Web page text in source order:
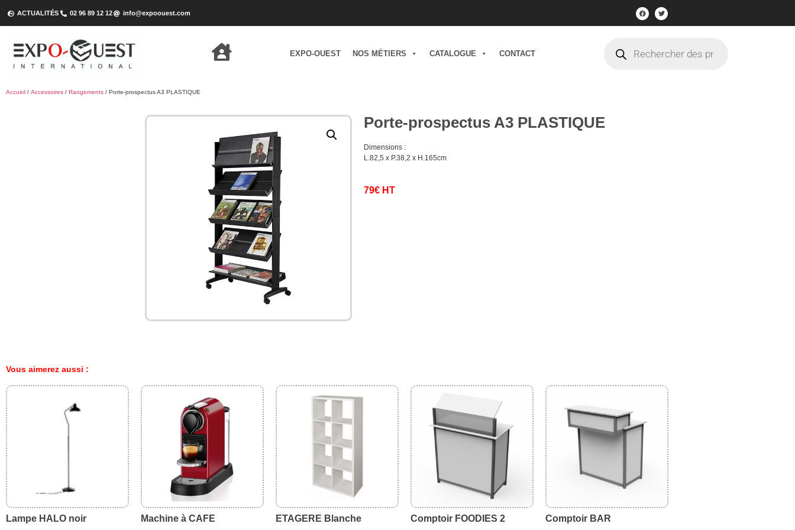
ACTUALITÉS 02 96 89 12 12 info@expoouest.com
EXPO-OUEST NOS MÉTIERS CATALOGUE CONTACT
Accueil / Accessoires / Rangements / Porte-prospectus A3 PLASTIQUE
Porte-prospectus A3 PLASTIQUE
Dimensions :
L.82,5 x P.38,2 x H.165cm
79€ HT
Vous aimerez aussi :
Lampe HALO noir Machine à CAFE ETAGERE Blanche Comptoir FOODIES 2 Comptoir BAR